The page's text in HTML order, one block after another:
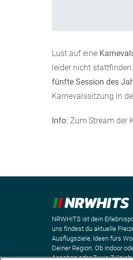
Lust auf eine
leider nicht
fünfte Session des
Karnevalssitzung in
Info: Zum Stream der
NRWHITS ist dein
uns findest du aktuelle
Ausflugsziele, Ideen fürs
Deiner Region. Ob Indoor
Aaachen oder Z wie